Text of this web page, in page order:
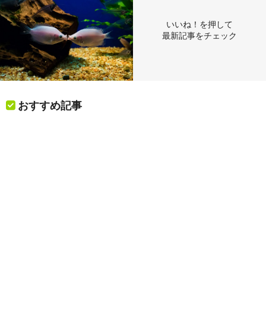
いいね！を押して
最新記事をチェック
おすすめ記事